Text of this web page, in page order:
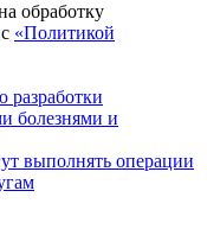
обработку
«Политикой
разработки
болезнями и
выполнять операции